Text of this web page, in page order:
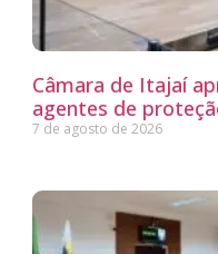
Câmara de Itajaí
agentes de
7 de agosto de 2026